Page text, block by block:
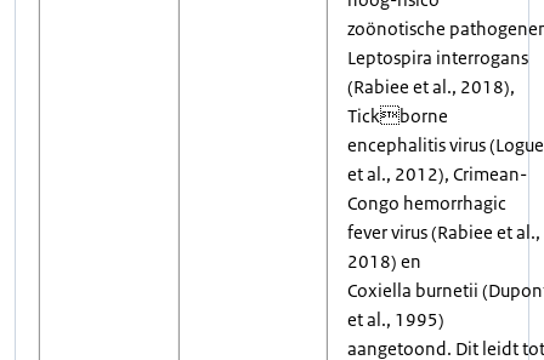
zoönotische
Leptospira interrogans
(Rabiee et al., 2018),
Tickborne
encephalitis virus (Logue
et al., 2012), Crimean-
Congo hemorrhagic
fever virus (Rabiee et al.,
2018) en
Coxiella burnetii
et al., 1995)
aangetoond. Dit leidt tot